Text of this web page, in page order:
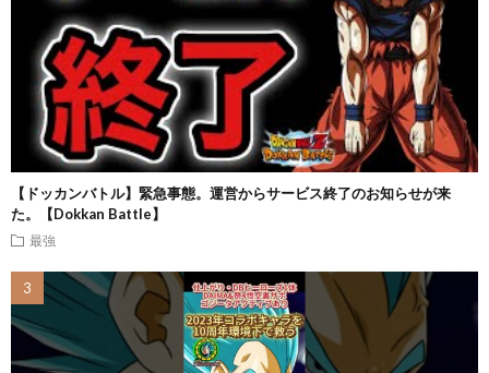
【ドッカンバトル】緊急事態。運営からサービス終了のお知らせが来
た。【Dokkan Battle】
最強